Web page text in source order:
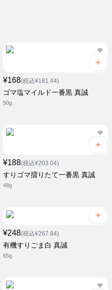
¥168(税込¥181.44)
ゴマ塩マイルド一番黒 真誠
50g
¥188(税込¥203.04)
すりゴマ擂りたて一番黒 真誠
48g
¥248(税込¥267.84)
有機すりごま白 真誠
65g